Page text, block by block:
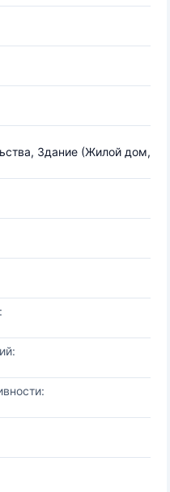
Здание (Жилой дом,